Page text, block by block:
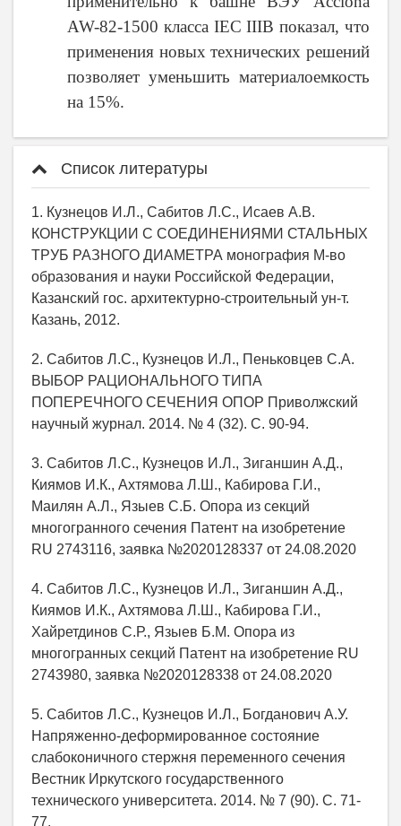
AW-82-1500 класса IEC IIIB показал, что
применения новых технических решений
позволяет уменьшить материалоемкость
на 15%.
Список литературы
1. Кузнецов И.Л., Сабитов Л.С., Исаев А.В.
КОНСТРУКЦИИ С СОЕДИНЕНИЯМИ СТАЛЬНЫХ
ТРУБ РАЗНОГО ДИАМЕТРА монография М-во
образования и науки Российской Федерации,
Казанский гос. архитектурно-строительный ун-т.
Казань, 2012.
2. Сабитов Л.С., Кузнецов И.Л., Пеньковцев С.А.
ВЫБОР РАЦИОНАЛЬНОГО ТИПА
ПОПЕРЕЧНОГО СЕЧЕНИЯ ОПОР Приволжский
научный журнал. 2014. № 4 (32). С. 90-94.
3. Сабитов Л.С., Кузнецов И.Л., Зиганшин А.Д.,
Киямов И.К., Ахтямова Л.Ш., Кабирова Г.И.,
Маилян А.Л., Языев С.Б. Опора из секций
многогранного сечения Патент на изобретение
RU 2743116, заявка №2020128337 от 24.08.2020
4. Сабитов Л.С., Кузнецов И.Л., Зиганшин А.Д.,
Киямов И.К., Ахтямова Л.Ш., Кабирова Г.И.,
Хайретдинов С.Р., Языев Б.М. Опора из
многогранных секций Патент на изобретение RU
2743980, заявка №2020128338 от 24.08.2020
5. Сабитов Л.С., Кузнецов И.Л., Богданович А.У.
Напряженно-деформированное состояние
слабоконичного стержня переменного сечения
Вестник Иркутского государственного
технического университета. 2014. № 7 (90). С. 71-
77.